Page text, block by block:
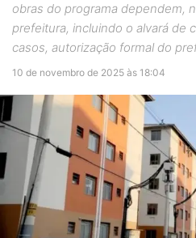
obras do programa dependem,
prefeitura, incluindo o alvará de
casos, autorização formal do
10 de novembro de 2025 às 18:04